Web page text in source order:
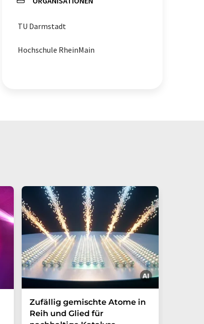
TU Darmstadt
Hochschule RheinMain
Zufällig gemischte Atome in
Reih und Glied für